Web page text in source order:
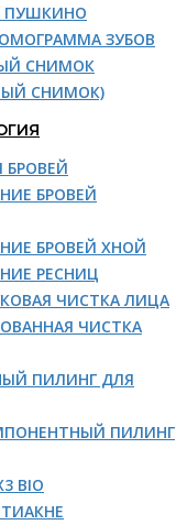
ПУШКИНО
ЗУБОВ
СНИМОК
СНИМОК)
БРОВЕЙ
БРОВЕЙ
БРОВЕЙ ХНОЙ
РЕСНИЦ
ЧИСТКА ЛИЦА
ЧИСТКА
ПИЛИНГ ДЛЯ
ПИЛИНГ
BIO